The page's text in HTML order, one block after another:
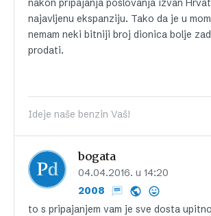
nakon pripajanja poslovanja izvan
najavljenu ekspanziju. Tako da je u
nemam neki bitniji broj dionica bolje
prodati.
Ideje naše benzin Vaš!
bogata
04.04.2016. u 14:20
2008
to s pripajanjem vam je sve dosta